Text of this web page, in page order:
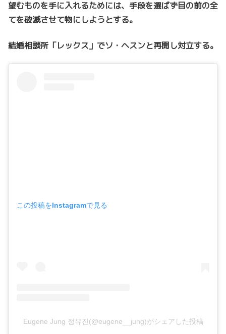
望むものを手に入れるためには、手段を選ばず目の前の全
てを破滅させて物にしようとする。
結婚相談所「レックス」でソ・ヘスンと再開し対立する。
この投稿をInstagramで見る
Eugene Jung 정유진(@eugene__jung)がシェアした投稿